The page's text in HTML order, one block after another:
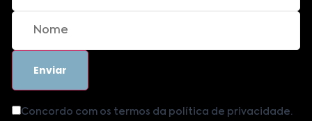
Concordo com os termos da política de privacidade.